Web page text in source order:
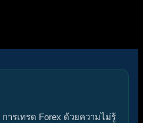
การเทรด Forex ด้วยความไม่รู้